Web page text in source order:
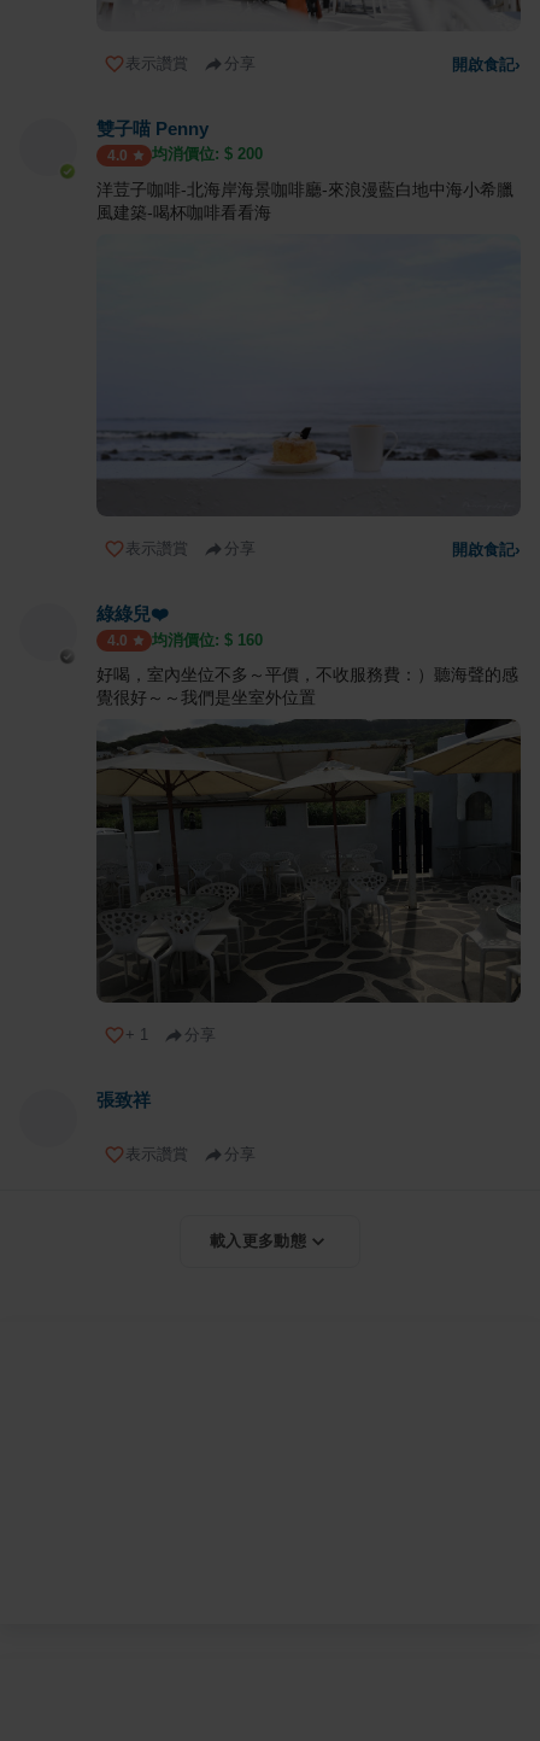
表示讚賞 分享 開啟食記›
雙子喵 Penny
4.0 均消價位: $ 200
洋荳子咖啡-北海岸海景咖啡廳-來浪漫藍白地中海小希臘
風建築-喝杯咖啡看看海
表示讚賞 分享 開啟食記›
綠綠兒❤️
4.0 均消價位: $ 160
好喝，室內坐位不多～平價，不收服務費：）聽海聲的感
覺很好～～我們是坐室外位置
+ 1 分享
張致祥
表示讚賞 分享
載入更多動態